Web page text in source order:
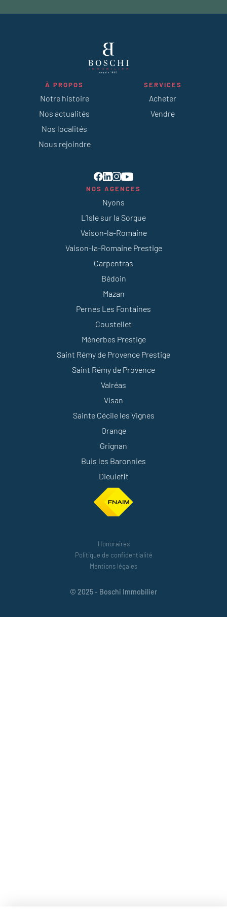
À PROPOS
Notre histoire
Nos actualités
Nos localités
Nous rejoindre
SERVICES
Acheter
Vendre
NOS AGENCES
Nyons
L’Isle sur la Sorgue
Vaison-la-Romaine
Vaison-la-Romaine Prestige
Carpentras
Bédoin
Mazan
Pernes Les Fontaines
Coustellet
Ménerbes Prestige
Saint Rémy de Provence Prestige
Saint Rémy de Provence
Valréas
Visan
Sainte Cécile les Vignes
Orange
Grignan
Buis les Baronnies
Dieulefit
Honoraires
Politique de confidentialité
Mentions légales
© 2025 - Boschi Immobilier